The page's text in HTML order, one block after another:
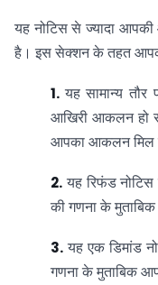
यह नोटिस से ज्यादा
है। इस सेक्शन के तहत
1.यह सामान्य
आखिरी आकलन हो
आपका आकलन मिल
2.यह रिफंड
की गणना के
3.यह एक डिमांड
गणना के मुताबिक